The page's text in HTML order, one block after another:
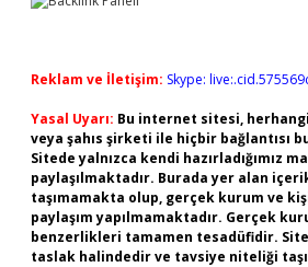
Reklam ve İletişim: Skype:
Yasal Uyarı: Bu internet sitesi,
veya şahıs şirketi ile hiçbir bağlantısı
Sitede yalnızca kendi hazırladığımız
paylaşılmaktadır. Burada yer alan
taşımamakta olup, gerçek kurum ve
paylaşım yapılmamaktadır. Gerçek
benzerlikleri tamamen tesadüfidir.
taslak halindedir ve tavsiye niteliği